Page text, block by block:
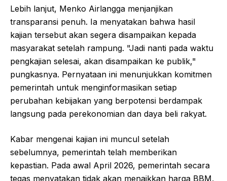
Lebih lanjut, Menko Airlangga menjanjikan
transparansi penuh. Ia menyatakan bahwa hasil
kajian tersebut akan segera disampaikan kepada
masyarakat setelah rampung. "Jadi nanti pada waktu
pengkajian selesai, akan disampaikan ke publik,"
pungkasnya. Pernyataan ini menunjukkan komitmen
pemerintah untuk menginformasikan setiap
perubahan kebijakan yang berpotensi berdampak
langsung pada perekonomian dan daya beli rakyat.
Kabar mengenai kajian ini muncul setelah
sebelumnya, pemerintah telah memberikan
kepastian. Pada awal April 2026, pemerintah secara
tegas menyatakan tidak akan menaikkan harga BBM,